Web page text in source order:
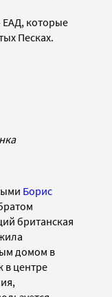
ЕАД, которые
Песках.
Борис
британская
домом в
в центре